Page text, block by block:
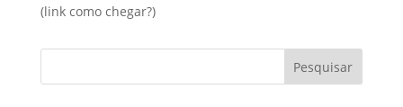
(link como chegar?)
Pesquisar